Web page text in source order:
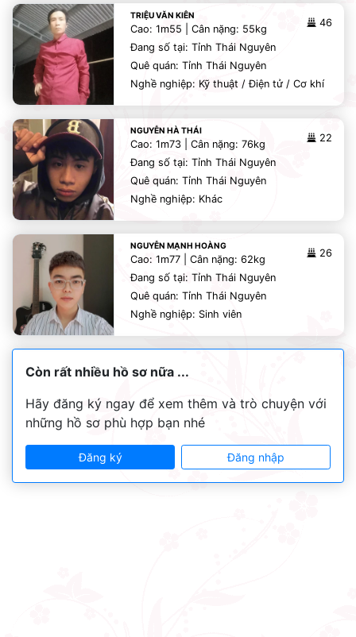
TRIỆU VĂN KIÊN
46
Cao: 1m55 | Cân nặng: 55kg
Đang số tại: Tỉnh Thái Nguyên
Quê quán: Tỉnh Thái Nguyên
Nghề nghiệp: Kỹ thuật / Điện tử / Cơ khí
NGUYỄN HÀ THÁI
22
Cao: 1m73 | Cân nặng: 76kg
Đang số tại: Tỉnh Thái Nguyên
Quê quán: Tỉnh Thái Nguyên
Nghề nghiệp: Khác
NGUYỄN MẠNH HOÀNG
26
Cao: 1m77 | Cân nặng: 62kg
Đang số tại: Tỉnh Thái Nguyên
Quê quán: Tỉnh Thái Nguyên
Nghề nghiệp: Sinh viên
Còn rất nhiều hồ sơ nữa ...
Hãy đăng ký ngay để xem thêm và trò chuyện với
những hồ sơ phù hợp bạn nhé
Đăng ký Đăng nhập